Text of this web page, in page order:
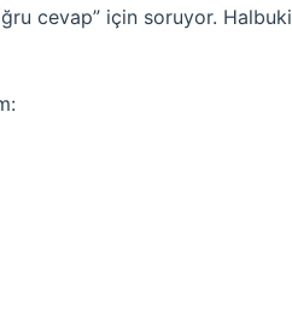
cevap” için soruyor. Halbuki